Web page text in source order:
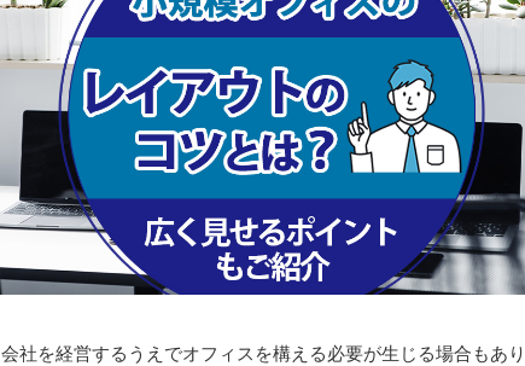
会社を経営するうえでオフィスを構える必要が生じる場合もあり